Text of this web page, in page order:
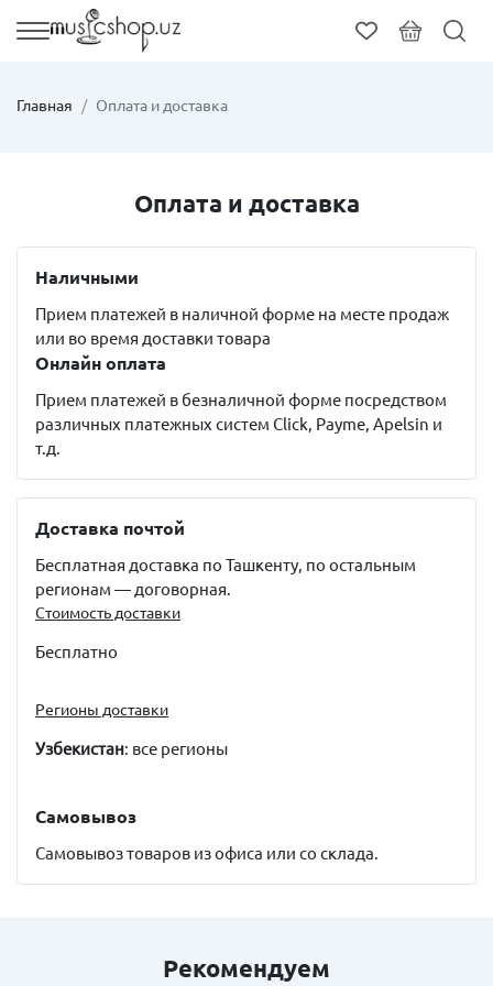
Главная Оплата и доставка
Оплата и доставка
Наличными
Прием платежей в наличной форме на месте продаж
или во время доставки товара
Онлайн оплата
Прием платежей в безналичной форме посредством
различных платежных систем Click, Payme, Apelsin и
т.д.
Доставка почтой
Бесплатная доставка по Ташкенту, по остальным
регионам — договорная.
Стоимость доставки
Бесплатно
Регионы доставки
Узбекистан: все регионы
Самовывоз
Самовывоз товаров из офиса или со склада.
Рекомендуем